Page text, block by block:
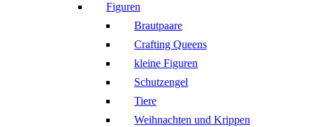
Figuren
Brautpaare
Crafting Queens
kleine Figuren
Schutzengel
Tiere
Weihnachten und Krippen